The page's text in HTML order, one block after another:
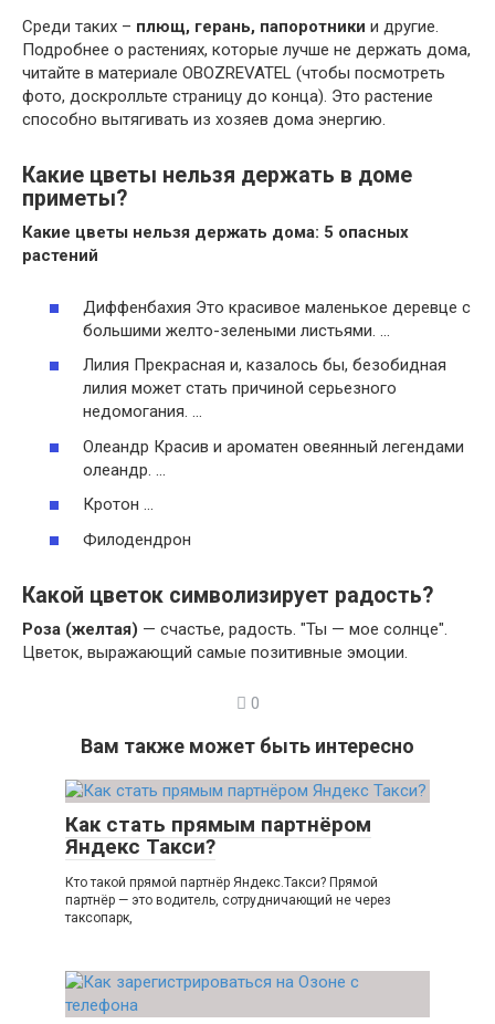
Среди таких – плющ, герань, папоротники и другие.
Подробнее о растениях, которые лучше не держать дома,
читайте в материале OBOZREVATEL (чтобы посмотреть
фото, доскролльте страницу до конца). Это растение
способно вытягивать из хозяев дома энергию.
Какие цветы нельзя держать в доме
приметы?
Какие цветы нельзя держать дома: 5 опасных
растений
Диффенбахия Это красивое маленькое деревце с
большими желто-зелеными листьями. …
Лилия Прекрасная и, казалось бы, безобидная
лилия может стать причиной серьезного
недомогания. …
Олеандр Красив и ароматен овеянный легендами
олеандр. …
Кротон …
Филодендрон
Какой цветок символизирует радость?
Роза (желтая) — счастье, радость. "Ты — мое солнце".
Цветок, выражающий самые позитивные эмоции.
0
Вам также может быть интересно
Как стать прямым партнёром
Яндекс Такси?
Кто такой прямой партнёр Яндекс.Такси? Прямой
партнёр — это водитель, сотрудничающий не через
таксопарк,